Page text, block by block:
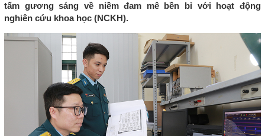
tấm gương sáng về niềm đam mê bền bỉ với hoạt động
nghiên cứu khoa học (NCKH).